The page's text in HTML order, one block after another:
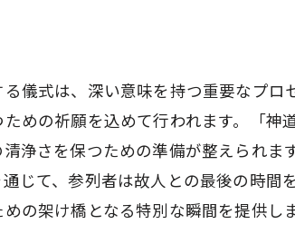
死を迎えるにあたっての神
神道葬儀で重視される魂の
死後の世界と神道における
神道葬儀が遺族に与える精
儀式は、深い意味を持つ重要なプ
めの祈願を込めて行われます。「
浄さを保つための準備が整えられ
じて、参列者は故人との最後の時間
の架け橋となる特別な瞬間を提供しま